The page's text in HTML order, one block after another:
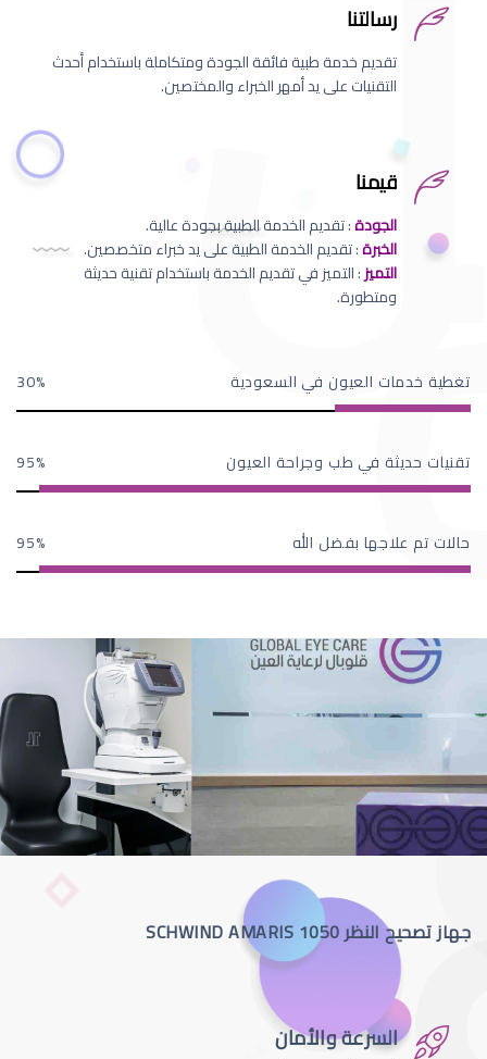
رسالتنا
تقديم خدمة طبية فائقة الجودة ومتكاملة باستخدام أحدث
التقنيات على يد أمهر الخبراء والمختصين.
قيمنا
الجودة: تقديم الخدمة الطبية بجودة عالية.
الخبرة: تقديم الخدمة الطبية على يد خبراء متخصصين.
التميز: التميز في تقديم الخدمة باستخدام تقنية حديثة
ومتطورة.
تغطية خدمات العيون في السعودية 30
تقنيات حديثة في طب وجراحة العيون 95
حالات تم علاجها بفضل الله 95
جهاز تصحيح النظر SCHWIND AMARIS 1050
السرعة والأمان